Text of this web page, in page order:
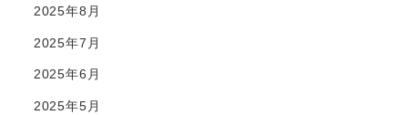
2025年8月
2025年7月
2025年6月
2025年5月